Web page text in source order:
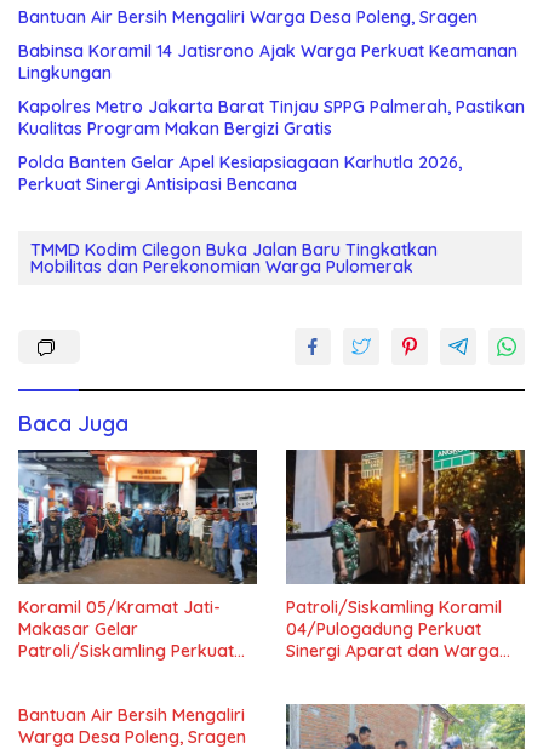
Bantuan Air Bersih Mengaliri Warga Desa Poleng, Sragen
Babinsa Koramil 14 Jatisrono Ajak Warga Perkuat Keamanan
Lingkungan
Kapolres Metro Jakarta Barat Tinjau SPPG Palmerah, Pastikan
Kualitas Program Makan Bergizi Gratis
Polda Banten Gelar Apel Kesiapsiagaan Karhutla 2026,
Perkuat Sinergi Antisipasi Bencana
TMMD Kodim Cilegon Buka Jalan Baru Tingkatkan
Mobilitas dan Perekonomian Warga Pulomerak
Baca Juga
Koramil 05/Kramat Jati-
Makasar Gelar
Patroli/Siskamling Perkuat
Patroli/Siskamling Koramil
04/Pulogadung Perkuat
Sinergi Aparat dan Warga
Bantuan Air Bersih Mengaliri
Warga Desa Poleng, Sragen